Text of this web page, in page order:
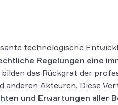
technologische
Regelungen eine
bilden das Rückgrat der
anderen Akteuren. Diese
und Erwartungen aller